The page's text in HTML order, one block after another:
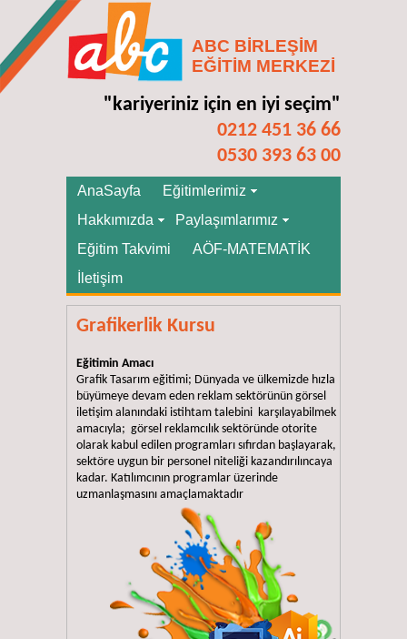
ABC BİRLEŞİM
EĞİTİM MERKEZİ
"kariyeriniz için en iyi seçim"
0212 451 36 66
0530 393 63 00
AnaSayfa
Eğitimlerimiz
Hakkımızda
Paylaşımlarımız
Eğitim Takvimi
AÖF-MATEMATİK
İletişim
Grafikerlik Kursu
Eğitimin Amacı
Grafik Tasarım eğitimi; Dünyada ve ülkemizde hızla
büyümeye devam eden reklam sektörünün görsel
iletişim alanındaki istihtam talebini karşılayabilmek
amacıyla; görsel reklamcılık sektöründe otorite
olarak kabul edilen programları sıfırdan başlayarak,
sektöre uygun bir personel niteliği kazandırılıncaya
kadar. Katılımcının programlar üzerinde
uzmanlaşmasını amaçlamaktadır